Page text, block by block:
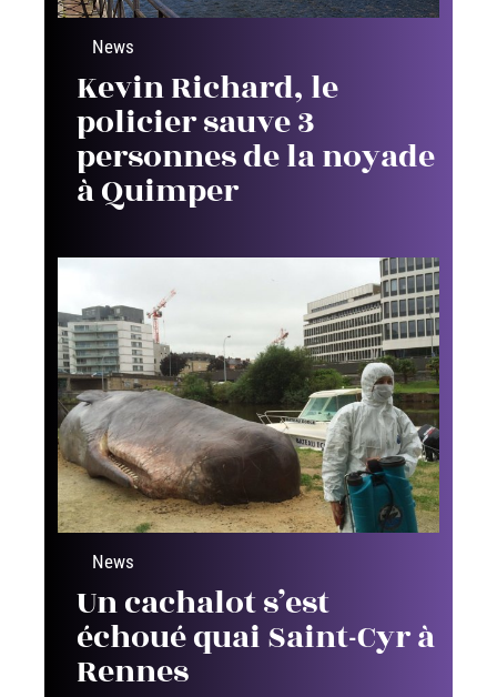
News
Kevin Richard, le
policier sauve 3
personnes de la noyade
à Quimper
News
Un cachalot s’est
échoué quai Saint-Cyr à
Rennes